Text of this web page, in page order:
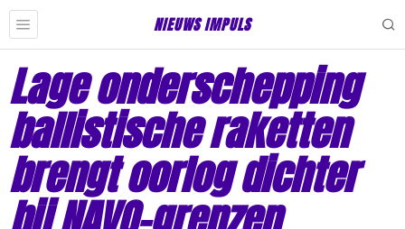
NIEUWS IMPULS
Lage onderschepping
ballistische raketten
brengt oorlog dichter